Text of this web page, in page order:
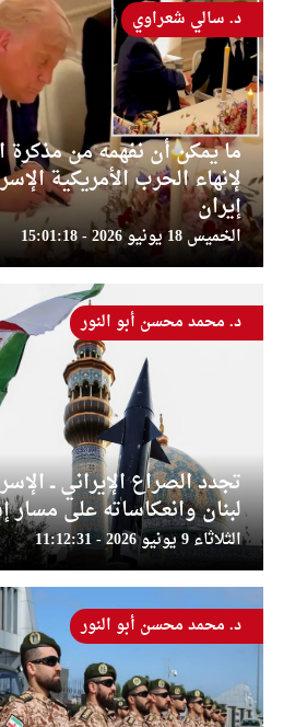
ما يمكن أن نفهمه من مذكرة
لإنهاء الحرب الأمريكية
إيران
الخميس 18 يونيو 2026 - 15:01:18
د. سالي شعراوي
تجدد الصراع الإيراني ــ
لبنان وانعكاساته على مسار
الثلاثاء 9 يونيو 2026 - 11:12:31
د. محمد محسن أبو النور
د. محمد محسن أبو النور